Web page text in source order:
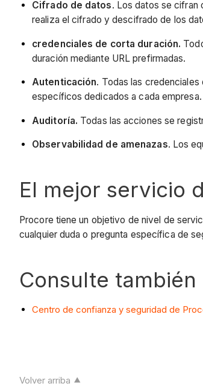
Cifrado de datos. Los datos se cifran
realiza el cifrado y descifrado de los
credenciales de corta duración.
duración mediante URL prefirmadas.
Autenticación. Todas las
específicos dedicados a cada empresa.
Auditoría. Todas las acciones se
Observabilidad de amenazas. Los
El mejor servicio
Procore tiene un objetivo de nivel de
cualquier duda o pregunta específica de
Consulte también
Centro de confianza y seguridad de
Volver arriba